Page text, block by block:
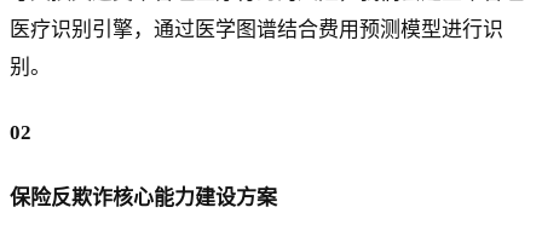
医疗识别引擎，通过医学图谱结合费用预测模型进行识
别。
02
保险反欺诈核心能力建设方案